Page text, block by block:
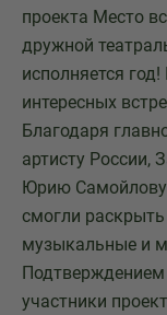
проекта Место
дружной
исполняется
интересных
Благодаря
артисту России,
Юрию Самойлову
смогли раскрыть
музыкальные и
Подтверждением
участники